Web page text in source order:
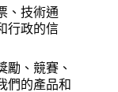
、技術通
行政的信
勵、競賽、
們的產品和